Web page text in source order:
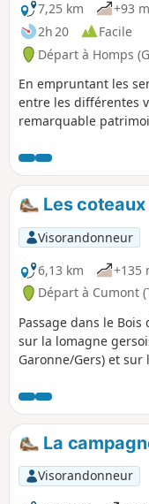
jouent un rôle
l'épandage des crues
patrimoine qui mérite
7,25 km
+93 m
2h 20
Facile
Départ à Homps
En empruntant les
entre les différentes
remarquable
Les coteaux
Visorandonneur
6,13 km
+135
Départ à Cumont
Passage dans le
sur la lomagne
Garonne/Gers) et sur
Avensac et même
La
Visorandonneur